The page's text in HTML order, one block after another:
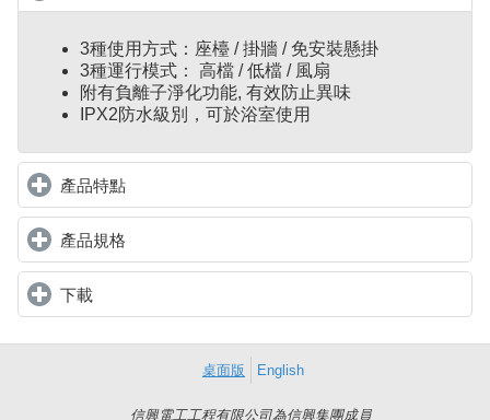
3種使用方式：座檯 / 掛牆 / 免安裝懸掛
3種運行模式： 高檔 / 低檔 / 風扇
附有負離子淨化功能, 有效防止異味
IPX2防水級別，可於浴室使用
產品特點click to expand contents
產品規格
下載click to expand contents
桌面版 English
信興電工工程有限公司為信興集團成員